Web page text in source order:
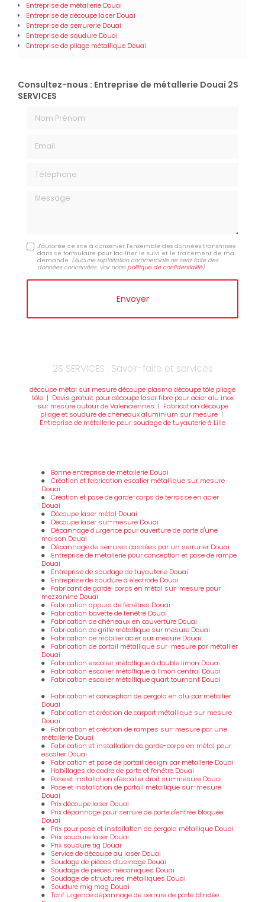
Entreprise de métallerie Douai
Entreprise de découpe laser Douai
Entreprise de serrurerie Douai
Entreprise de soudure Douai
Entreprise de pliage métallique Douai
Consultez-nous : Entreprise de métallerie Douai 2S
SERVICES
Message
J'autorise ce site à conserver l'ensemble des données transmises
dans ce formulaire pour faciliter le suivi et le traitement de ma
demande. (Aucune exploitation commerciale ne sera faite des
données concervées. Voir notrepolitique de confidentialité)
2S SERVICES : Savoir-faire et services
découpe métal sur mesure découpe plasma découpe tôle pliage
tôle| Devis gratuit pour découpe laser fibre pour acier alu inox
sur mesure autour de Valenciennes | Fabrication découpe
pliage et soudure de chéneaux aluminium sur mesure |
Entreprise de métallerie pour soudage de tuyauterie à Lille
Bonne entreprise de métallerie Douai
Création et fabrication escalier métallique sur mesure
Douai
Création et pose de garde-corps de terrasse en acier
Douai
Découpe laser métal Douai
Découpe laser sur-mesure Douai
Dépannage d'urgence pour ouverture de porte d'une
maison Douai
Dépannage de serrures cassées par un serrurier Douai
Entreprise de métallerie pour conception et pose de rampe
Douai
Entreprise de soudage de tuyauterie Douai
Entreprise de soudure à électrode Douai
Fabricant de garde-corps en métal sur-mesure pour
mezzanine Douai
Fabrication appuis de fenêtres Douai
Fabrication bavette de fenêtre Douai
Fabrication de chéneaux en couverture Douai
Fabrication de grille métallique sur mesure Douai
Fabrication de mobilier acier sur mesure Douai
Fabrication de portail métallique sur-mesure par métallier
Douai
Fabrication escalier métallique à double limon Douai
Fabrication escalier métallique à limon central Douai
Fabrication escalier métallique quart tournant Douai
Fabrication et conception de pergola en alu par métallier
Douai
Fabrication et création de carport métallique sur mesure
Douai
Fabrication et création de rampes sur-mesure par une
métallerie Douai
Fabrication et installation de garde-corps en métal pour
escalier Douai
Fabrication et pose de portail design par métallerie Douai
Habillages de cadre de porte et fenêtre Douai
Pose et installation d'escalier droit sur-mesure Douai
Pose et installation de portail métallique sur-mesure
Douai
Prix découpe laser Douai
Prix dépannage pour serrure de porte d'entrée bloquée
Douai
Prix pour pose et installation de pergola métallique Douai
Prix soudure laser Douai
Prix soudure tig Douai
Service de découpe au laser Douai
Soudage de pièces d’usinage Douai
Soudage de pièces mécaniques Douai
Soudage de structures métalliques Douai
Soudure mig mag Douai
Tarif urgence dépannage de serrure de porte blindée